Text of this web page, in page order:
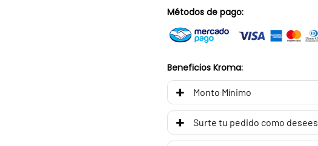
Métodos de pago:
Beneficios Kroma:
Monto Mínimo
Surte tu pedido como desees